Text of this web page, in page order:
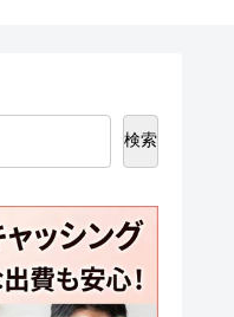
検索